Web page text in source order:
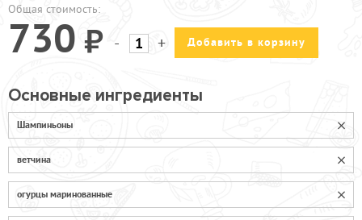
Общая стоимость:
730 - + Добавить в корзину
Основные ингредиенты
Шампиньоны
ветчина
огурцы маринованные